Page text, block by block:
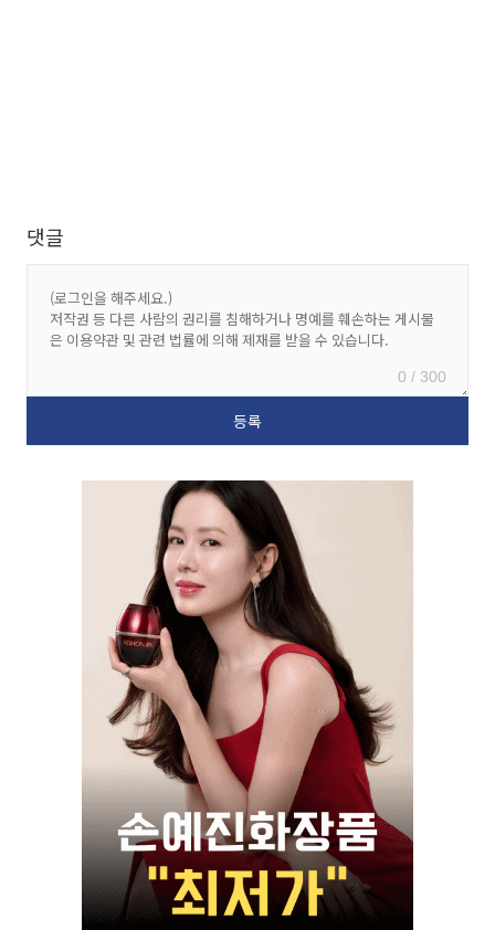
댓글
0 / 300